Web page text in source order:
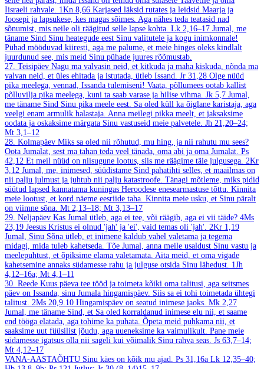
Iisraeli rahvale. 1Kn 8,66 Karjased läksid rutates ja leidsid Maarja ja
Joosepi ja lapsukese, kes magas sõimes. Aga nähes teda teatasid nad
sõnumist, mis neile oli räägitud selle lapse kohta. Lk 2,16–17 Jumal, me
täname Sind Sinu heategude eest Sinu valitutele ja kogu inimkonnale!
Pühad mööduvad kiiresti, aga me palume, et meie hinges oleks kindlalt
juurdunud see, mis meid Sinu pühade juures rõõmustab.
27. Teisipäev Nagu ma valvasin neid, et kitkuda ja maha kiskuda, nõnda ma
valvan neid, et üles ehitada ja istutada, ütleb Issand. Jr 31,28 Olge nüüd
pika meelega, vennad, Issanda tulemiseni! Vaata, põllumees ootab kallist
põlluvilja pika meelega, kuni ta saab varase ja hilise vihma. Jk 5,7 Jumal,
me täname Sind Sinu pika meele eest. Sa oled küll ka õiglane karistaja, aga
veelgi enam armulik halastaja. Anna meilegi pikka meelt, et jaksaksime
oodata ja oskaksime märgata Sinu vastuseid meie palvetele. Jh 21,20–24;
Mt 3,1–12
28. Kolmapäev Miks sa oled nii rõhutud, mu hing, ja nii rahutu mu sees?
Oota Jumalat, sest ma tahan teda veel tänada, oma abi ja oma Jumalat. Ps
42,12 Et meil nüüd on niisugune lootus, siis me räägime täie julgusega. 2Kr
3,12 Jumal, me, inimesed, süüdistame Sind pahatihti selles, et maailmas on
nii palju julmust ja juhtub nii palju katastroofe. Tänagi mõtleme, miks pidid
süütud lapsed kannatama kuningas Heroodese enesearmastuse tõttu. Kinnita
meie lootust, et kord näeme eesriide taha. Kinnita meie usku, et Sinu päralt
on viimne sõna. Mt 2,13–18; Mt 3,13–17
29. Neljapäev Kas Jumal ütleb, aga ei tee, või räägib, aga ei vii täide? 4Ms
23,19 Jeesus Kristus ei olnud 'jah' ja 'ei', vaid temas oli 'jah'. 2Kr 1,19
Jumal, Sinu Sõna ütleb, et inimene kaldub vahel valetama ja tegema
midagi, mida tuleb kahetseda. Tõe Jumal, anna meile usaldust Sinu vastu ja
meelepuhtust, et õpiksime elama valetamata. Aita meid, et oma vigade
kahetsemine annaks südamesse rahu ja julguse otsida Sinu lähedust. 1Jh
4,12–16a; Mt 4,1–11
30. Reede Kuus päeva tee tööd ja toimeta kõiki oma talitusi, aga seitsmes
päev on Issanda, sinu Jumala hingamispäev. Siis sa ei tohi toimetada ühtegi
talitust. 2Ms 20,9.10 Hingamispäev on seatud inimese jaoks. Mk 2,27
Jumal, me täname Sind, et Sa oled korraldanud inimese elu nii, et saame
end tööga elatada, aga tohime ka puhata. Õpeta meid puhkama nii, et
saaksime uut füüsilist jõudu, aga uueneksime ka vaimulikult. Pane meie
südamesse igatsus olla nii sageli kui võimalik Sinu rahva seas. Js 63,7–14;
Mt 4,12–17
VANA-AASTAÕHTU Sinu käes on kõik mu ajad. Ps 31,16a Lk 12,35–40;